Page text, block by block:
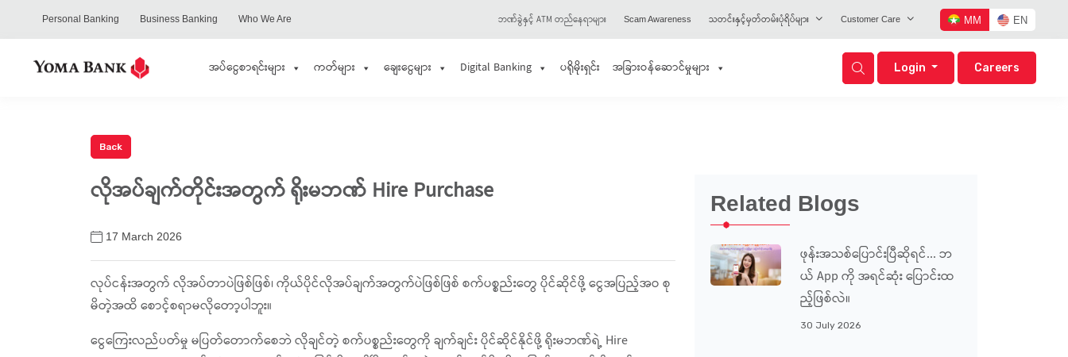
Personal Banking Business Banking Who We Are ဘဏ်ခွဲနှင့် ATM တည်နေရာများ Scam Awareness သတင်းနှင့်မှတ်တမ်းပုံရိပ်များ Customer Care MM EN
အပ်ငွေစာရင်းများ ကတ်များ ချေးငွေများ Digital Banking ပရိုမိုးရှင်း အခြားဝန်ဆောင်မှုများ Login Careers
လိုအပ်ချက်တိုင်းအတွက် ရိုးမဘဏ် Hire Purchase
17 March 2026
လုပ်ငန်းအတွက် လိုအပ်တာပဲဖြစ်ဖြစ်၊ ကိုယ်ပိုင်လိုအပ်ချက်အတွက်ပဲဖြစ်ဖြစ် စက်ပစ္စည်းတွေ ပိုင်ဆိုင်ဖို့ ငွေအပြည့်အဝ စု
မိတဲ့အထိ စောင့်စရာမလိုတော့ပါဘူး။
ငွေကြေးလည်ပတ်မှု မပြတ်တောက်စေဘဲ လိုချင်တဲ့ စက်ပစ္စည်းတွေကို ချက်ချင်း ပိုင်ဆိုင်နိုင်ဖို့ ရိုးမဘဏ်ရဲ့ Hire
Related Blogs
ဖုန်းအသစ်ပြောင်းပြီဆိုရင်... ဘ
ယ် App ကို အရင်ဆုံး ပြောင်းထ
ည့်ဖြစ်လဲ။
30 July 2026